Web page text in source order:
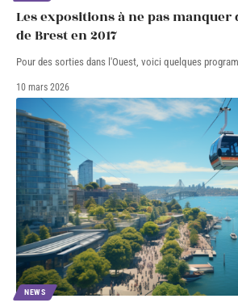
Les expositions à ne pas manquer
de Brest en 2017
Pour des sorties dans l'Ouest, voici quelques
10 mars 2026
NEWS